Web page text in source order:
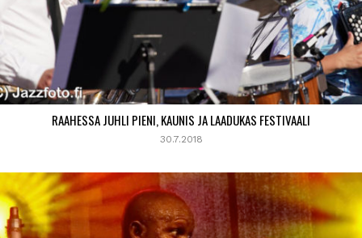
RAAHESSA JUHLI PIENI, KAUNIS JA LAADUKAS FESTIVAALI
30.7.2018